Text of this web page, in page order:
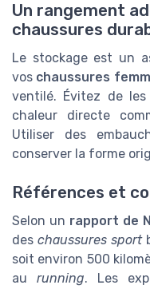
Un rangement
chaussures
Le stockage est un
vos chaussures
ventilé. Évitez de
chaleur directe
Utiliser des
conserver la forme
Références et
Selon un rapport de
des chaussures sport
soit environ 500
au running. Les